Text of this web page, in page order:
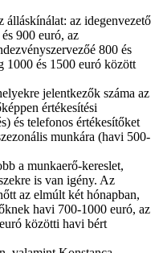
álláskínálat: az idegenvezető
900 euró, az
800 és
1000 és 1500 euró között
jelentkezők száma az
értékesítési
és telefonos értékesítőket
munkára (havi 500-
a munkaerő-kereslet,
is van igény. Az
az elmúlt két hónapban,
havi 700-1000 euró, az
közötti havi bért